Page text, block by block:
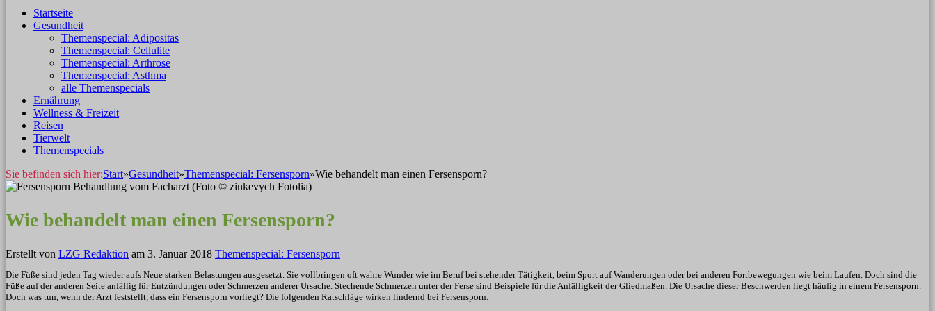
Startseite
Gesundheit
Themenspecial: Adipositas
Themenspecial: Cellulite
Themenspecial: Arthrose
Themenspecial: Asthma
alle Themenspecials
Ernährung
Wellness & Freizeit
Reisen
Tierwelt
Themenspecials
Sie befinden sich hier:Start»Gesundheit»Themenspecial: Fersensporn»Wie behandelt man einen Fersensporn?
Wie behandelt man einen Fersensporn?
Erstellt von LZG Redaktion am 3. Januar 2018 Themenspecial: Fersensporn
Die Füße sind jeden Tag wieder aufs Neue starken Belastungen ausgesetzt. Sie vollbringen oft wahre Wunder wie im Beruf bei stehender Tätigkeit, beim Sport auf Wanderungen oder bei anderen Fortbewegungen wie beim Laufen. Doch sind die
Füße auf der anderen Seite anfällig für Entzündungen oder Schmerzen anderer Ursache. Stechende Schmerzen unter der Ferse sind Beispiele für die Anfälligkeit der Gliedmaßen. Die Ursache dieser Beschwerden liegt häufig in einem Fersensporn.
Doch was tun, wenn der Arzt feststellt, dass ein Fersensporn vorliegt? Die folgenden Ratschläge wirken lindernd bei Fersensporn.